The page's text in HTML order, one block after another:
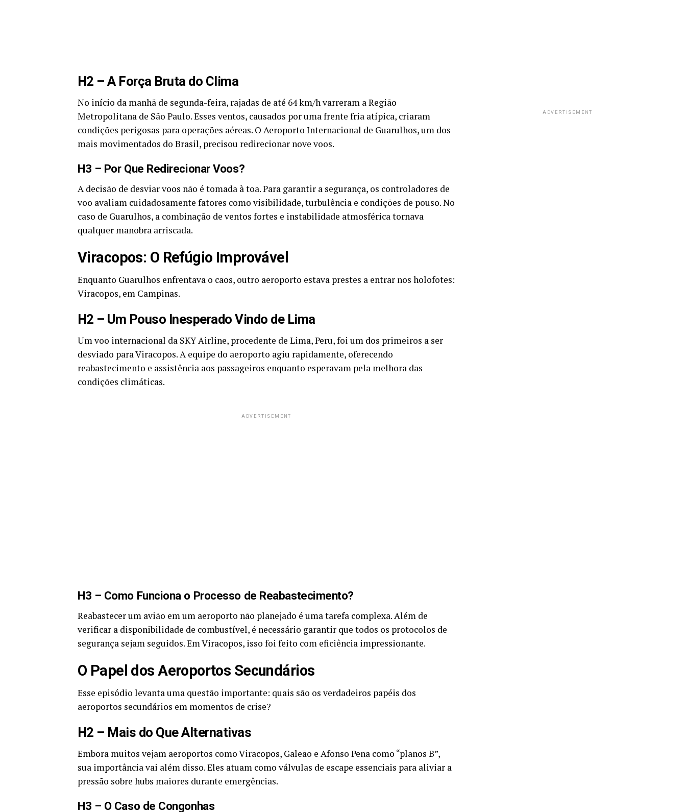
H2 – A Força Bruta do Clima
No início da manhã de segunda-feira, rajadas de até 64 km/h varreram a Região
Metropolitana de São Paulo. Esses ventos, causados por uma frente fria atípica, criaram
condições perigosas para operações aéreas. O Aeroporto Internacional de Guarulhos, um dos
mais movimentados do Brasil, precisou redirecionar nove voos.
H3 – Por Que Redirecionar Voos?
A decisão de desviar voos não é tomada à toa. Para garantir a segurança, os controladores de
voo avaliam cuidadosamente fatores como visibilidade, turbulência e condições de pouso. No
caso de Guarulhos, a combinação de ventos fortes e instabilidade atmosférica tornava
qualquer manobra arriscada.
Viracopos: O Refúgio Improvável
Enquanto Guarulhos enfrentava o caos, outro aeroporto estava prestes a entrar nos holofotes:
Viracopos, em Campinas.
H2 – Um Pouso Inesperado Vindo de Lima
Um voo internacional da SKY Airline, procedente de Lima, Peru, foi um dos primeiros a ser
desviado para Viracopos. A equipe do aeroporto agiu rapidamente, oferecendo
reabastecimento e assistência aos passageiros enquanto esperavam pela melhora das
condições climáticas.
ADVERTISEMENT
H3 – Como Funciona o Processo de Reabastecimento?
Reabastecer um avião em um aeroporto não planejado é uma tarefa complexa. Além de
verificar a disponibilidade de combustível, é necessário garantir que todos os protocolos de
segurança sejam seguidos. Em Viracopos, isso foi feito com eficiência impressionante.
O Papel dos Aeroportos Secundários
Esse episódio levanta uma questão importante: quais são os verdadeiros papéis dos
aeroportos secundários em momentos de crise?
H2 – Mais do Que Alternativas
Embora muitos vejam aeroportos como Viracopos, Galeão e Afonso Pena como “planos B”,
sua importância vai além disso. Eles atuam como válvulas de escape essenciais para aliviar a
pressão sobre hubs maiores durante emergências.
H3 – O Caso de Congonhas
ADVERTISEMENT